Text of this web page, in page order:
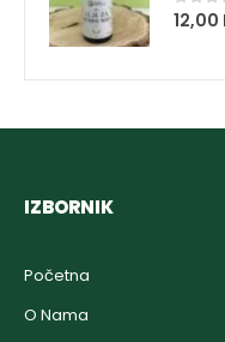
0out
12,00
IZBORNIK
Početna
O Nama